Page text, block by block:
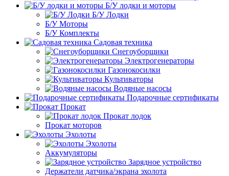
Б/У лодки и моторы
Б/У Лодки
Б/У Моторы
Б/У Комплекты
Садовая техника
Снегоуборщики
Электрогенераторы
Газонокосилки
Культиваторы
Водяные насосы
Подарочные сертификаты
Прокат
Прокат лодок
Прокат моторов
Эхолоты
Эхолоты
Аккумуляторы
Зарядное устройство
Держатели датчика/экрана эхолота